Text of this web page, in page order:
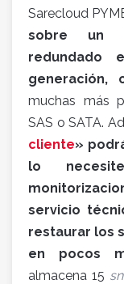
Sarecloud
sobre un
redundado
generación,
muchas más
SAS o SATA.
cliente»
lo
servicio
restaurar los
en pocos
almacena 15